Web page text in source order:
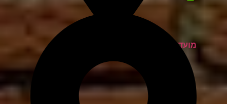
מועדון הגריי יהוד